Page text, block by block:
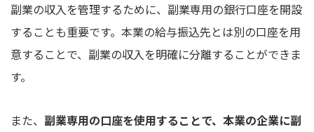
副業の収入を管理するために、副業専用の銀行口座を開設
することも重要です。本業の給与振込先とは別の口座を用
意することで、副業の収入を明確に分離することができま
す。
また、 副業専用の口座を使用することで、本業の企業に副